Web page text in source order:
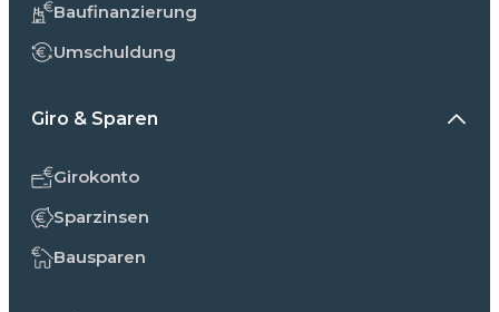
Baufinanzierung
Umschuldung
Giro & Sparen
Girokonto
Sparzinsen
Bausparen